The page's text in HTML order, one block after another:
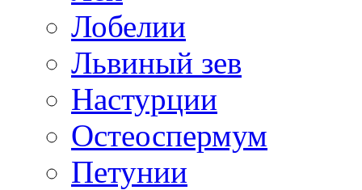
Лобелии
Львиный зев
Настурции
Остеоспермум
Петунии